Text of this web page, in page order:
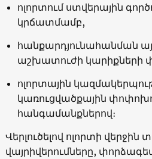
ոլորտում ստվերային
կրճատմամբ,
հանքարդյունահանման
աշխատուժի կարիքների
ոլորտային
կառուցվածքային
հանգամանքներով։
Վերլուծելով ոլորտի վերջին
վայրիվերումները,